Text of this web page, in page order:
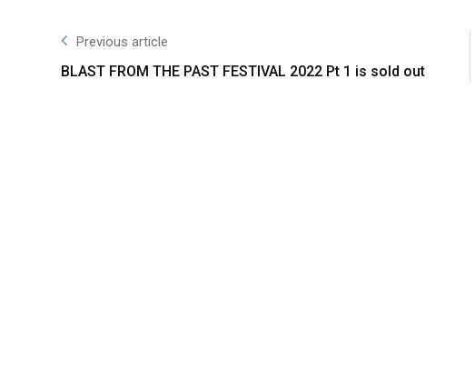
Previous article
BLAST FROM THE PAST FESTIVAL 2022 Pt 1 is sold out